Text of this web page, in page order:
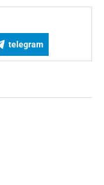
telegram